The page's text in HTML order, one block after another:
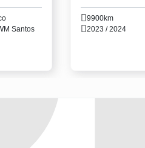
Santos
9900km
2023 / 2024